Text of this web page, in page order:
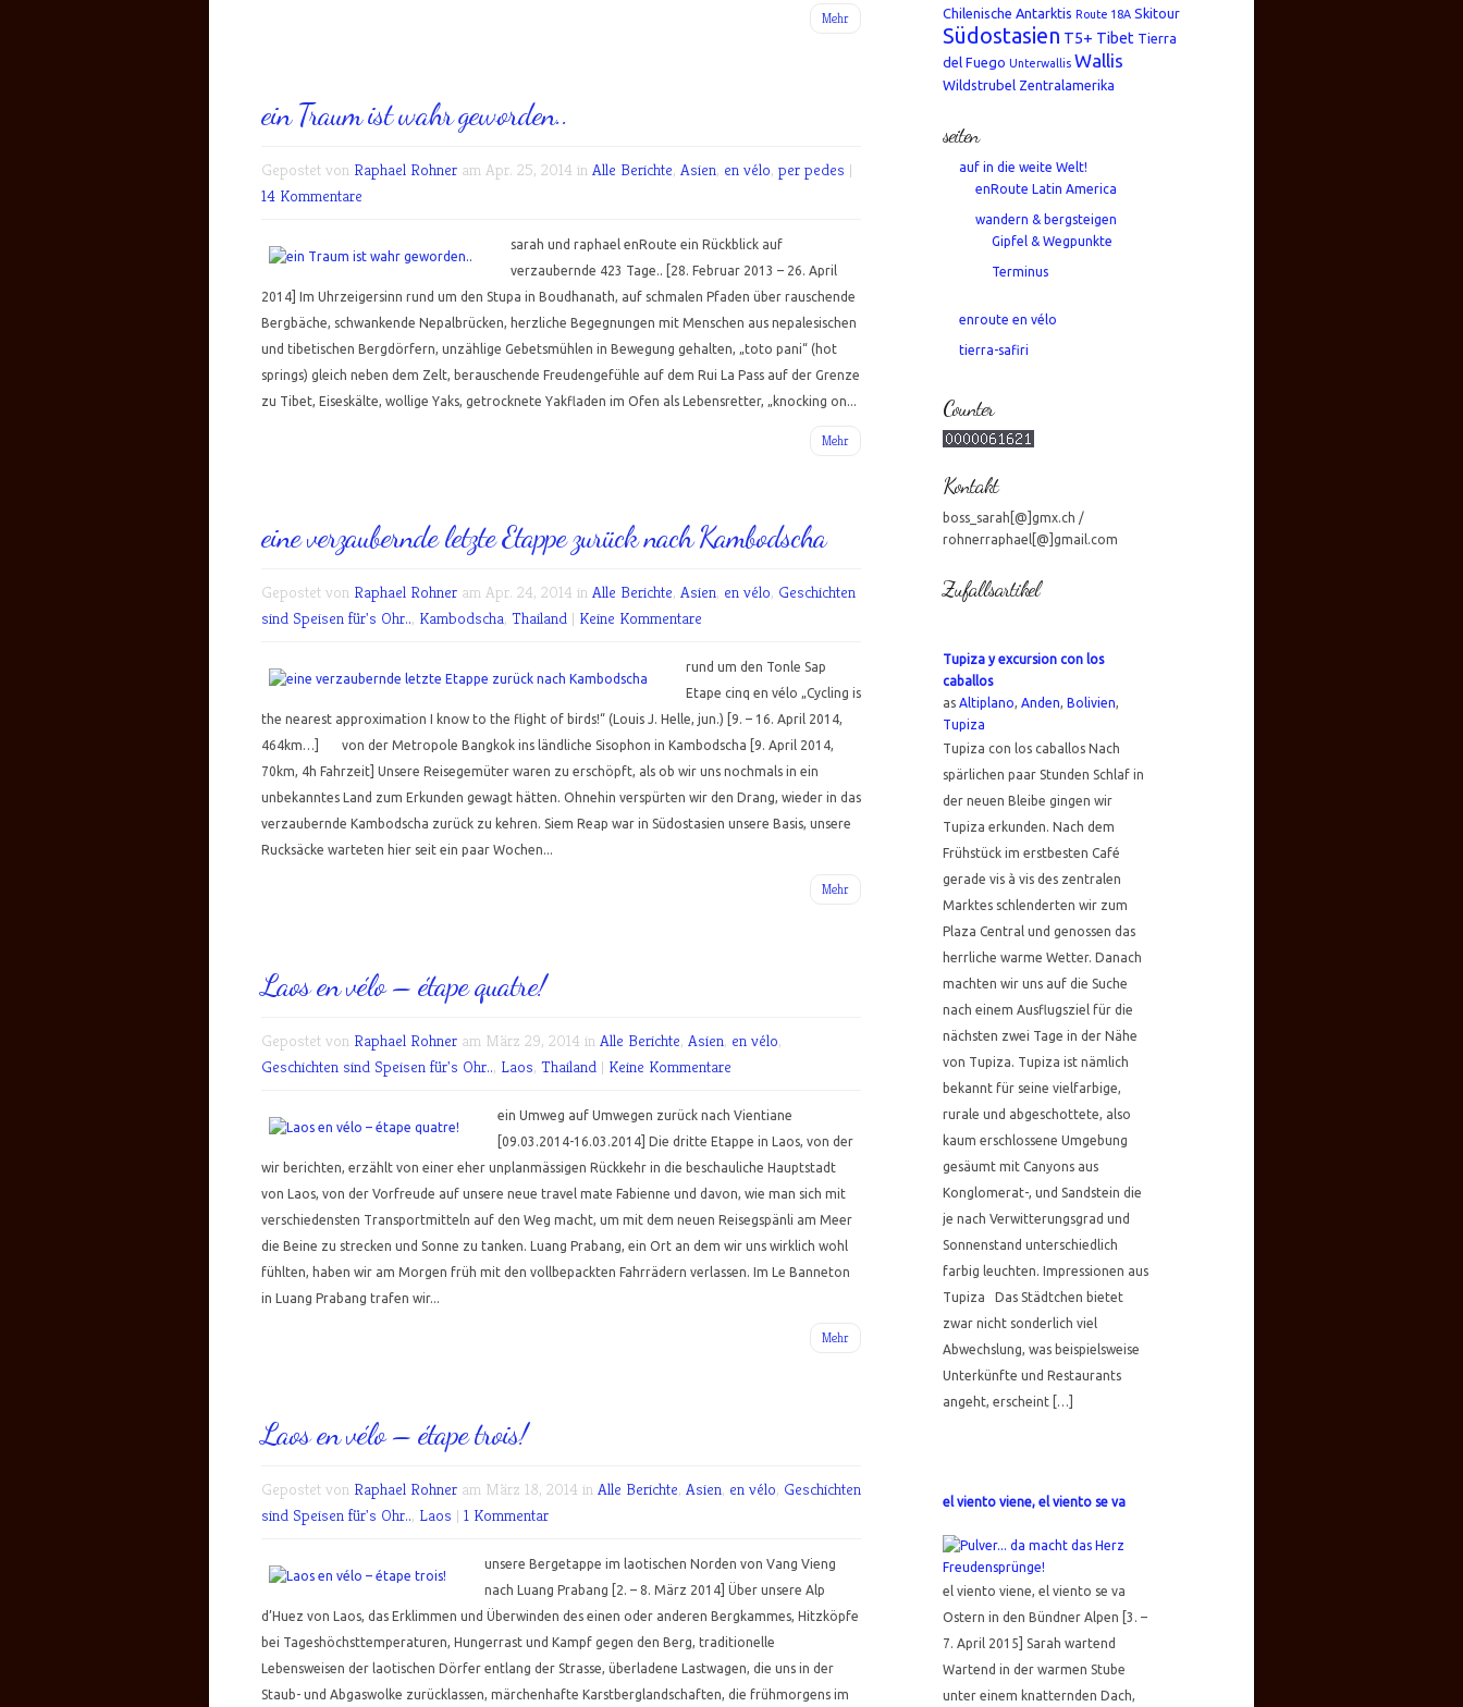
Mehr
ein Traum ist wahr geworden..
Gepostet von Raphael Rohner am Apr. 25, 2014 in Alle Berichte, Asien, en vélo, per pedes |
14 Kommentare
sarah und raphael enRoute ein Rückblick auf
verzaubernde 423 Tage.. [28. Februar 2013 – 26. April
2014] Im Uhrzeigersinn rund um den Stupa in Boudhanath, auf schmalen Pfaden über rauschende
Bergbäche, schwankende Nepalbrücken, herzliche Begegnungen mit Menschen aus nepalesischen
und tibetischen Bergdörfern, unzählige Gebetsmühlen in Bewegung gehalten, „toto pani“ (hot
springs) gleich neben dem Zelt, berauschende Freudengefühle auf dem Rui La Pass auf der Grenze
zu Tibet, Eiseskälte, wollige Yaks, getrocknete Yakfladen im Ofen als Lebensretter, „knocking on...
Mehr
eine verzaubernde letzte Etappe zurück nach Kambodscha
Gepostet von Raphael Rohner am Apr. 24, 2014 in Alle Berichte, Asien, en vélo, Geschichten
sind Speisen für's Ohr.., Kambodscha, Thailand | Keine Kommentare
rund um den Tonle Sap
Etape cinq en vélo „Cycling is
the nearest approximation I know to the flight of birds!“ (Louis J. Helle, jun.) [9. – 16. April 2014,
464km…] von der Metropole Bangkok ins ländliche Sisophon in Kambodscha [9. April 2014,
70km, 4h Fahrzeit] Unsere Reisegemüter waren zu erschöpft, als ob wir uns nochmals in ein
unbekanntes Land zum Erkunden gewagt hätten. Ohnehin verspürten wir den Drang, wieder in das
verzaubernde Kambodscha zurück zu kehren. Siem Reap war in Südostasien unsere Basis, unsere
Rucksäcke warteten hier seit ein paar Wochen...
Mehr
Laos en vélo – étape quatre!
Gepostet von Raphael Rohner am März 29, 2014 in Alle Berichte, Asien, en vélo,
Geschichten sind Speisen für's Ohr.., Laos, Thailand | Keine Kommentare
ein Umweg auf Umwegen zurück nach Vientiane
[09.03.2014-16.03.2014] Die dritte Etappe in Laos, von der
wir berichten, erzählt von einer eher unplanmässigen Rückkehr in die beschauliche Hauptstadt
von Laos, von der Vorfreude auf unsere neue travel mate Fabienne und davon, wie man sich mit
verschiedensten Transportmitteln auf den Weg macht, um mit dem neuen Reisegspänli am Meer
die Beine zu strecken und Sonne zu tanken. Luang Prabang, ein Ort an dem wir uns wirklich wohl
fühlten, haben wir am Morgen früh mit den vollbepackten Fahrrädern verlassen. Im Le Banneton
in Luang Prabang trafen wir...
Mehr
Laos en vélo – étape trois!
Gepostet von Raphael Rohner am März 18, 2014 in Alle Berichte, Asien, en vélo, Geschichten
sind Speisen für's Ohr.., Laos | 1 Kommentar
unsere Bergetappe im laotischen Norden von Vang Vieng
nach Luang Prabang [2. – 8. März 2014] Über unsere Alp
d’Huez von Laos, das Erklimmen und Überwinden des einen oder anderen Bergkammes, Hitzköpfe
bei Tageshöchsttemperaturen, Hungerrast und Kampf gegen den Berg, traditionelle
Lebensweisen der laotischen Dörfer entlang der Strasse, überladene Lastwagen, die uns in der
Staub- und Abgaswolke zurücklassen, märchenhafte Karstberglandschaften, die frühmorgens im
Chilenische Antarktis Route 18A Skitour
Südostasien T5+ Tibet Tierra
del Fuego Unterwallis Wallis
Wildstrubel Zentralamerika
seiten
auf in die weite Welt!
enRoute Latin America
wandern & bergsteigen
Gipfel & Wegpunkte
Terminus
enroute en vélo
tierra-safiri
Counter
Kontakt
boss_sarah[@]gmx.ch /
rohnerraphael[@]gmail.com
Zufallsartikel
Tupiza y excursion con los
caballos
as Altiplano, Anden, Bolivien,
Tupiza
Tupiza con los caballos Nach
spärlichen paar Stunden Schlaf in
der neuen Bleibe gingen wir
Tupiza erkunden. Nach dem
Frühstück im erstbesten Café
gerade vis à vis des zentralen
Marktes schlenderten wir zum
Plaza Central und genossen das
herrliche warme Wetter. Danach
machten wir uns auf die Suche
nach einem Ausflugsziel für die
nächsten zwei Tage in der Nähe
von Tupiza. Tupiza ist nämlich
bekannt für seine vielfarbige,
rurale und abgeschottete, also
kaum erschlossene Umgebung
gesäumt mit Canyons aus
Konglomerat-, und Sandstein die
je nach Verwitterungsgrad und
Sonnenstand unterschiedlich
farbig leuchten. Impressionen aus
Tupiza Das Städtchen bietet
zwar nicht sonderlich viel
Abwechslung, was beispielsweise
Unterkünfte und Restaurants
angeht, erscheint […]
el viento viene, el viento se va
el viento viene, el viento se va
Ostern in den Bündner Alpen [3. –
7. April 2015] Sarah wartend
Wartend in der warmen Stube
unter einem knatternden Dach,